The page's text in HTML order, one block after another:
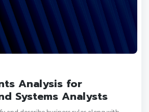
Analysis for
Systems Analysts